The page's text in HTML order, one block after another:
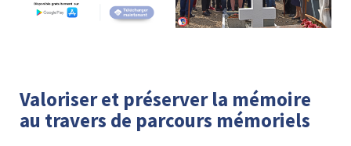
Valoriser et préserver la mémoire
au travers de parcours mémoriels